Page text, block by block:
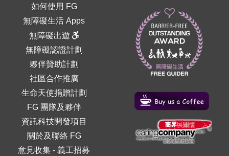
如何使用 FG
無障礙生活 Apps
無障礙出遊
無障礙認證計劃
夥伴贊助計劃
社區合作推廣
生命天使捐贈計劃
FG 團隊及夥伴
資訊科技開發項目
關於及聯絡 FG
意見收集 -義工招募